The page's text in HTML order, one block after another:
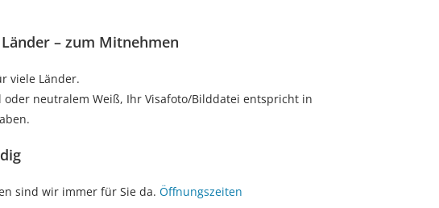
– zum Mitnehmen
viele Länder.
neutralem Weiß, Ihr Visafoto/Bilddatei entspricht in
sind wir immer für Sie da. Öffnungszeiten